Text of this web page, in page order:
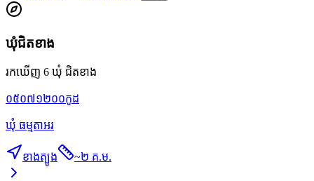
ឃុំជិតខាង
រកឃើញ 6 ឃុំ ជិតខាង
០៥០៧១២០០កូដ
ឃុំ ធម្មតាអរ
ខាងត្បូង ~២ គ.ម.